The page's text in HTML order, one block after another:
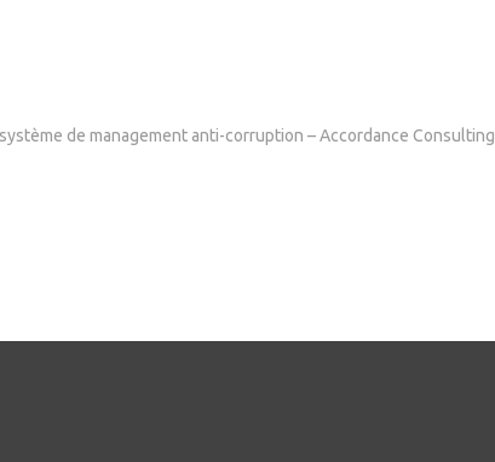
système de management anti-corruption – Accordance Consulting